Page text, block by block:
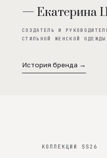
— Екатерина
СОЗДАТЕЛЬ И
СТИЛЬНОЙ ЖЕНСКОЙ ОДЕЖДЫ
История бренда →
КОЛЛЕКЦИИ SS26